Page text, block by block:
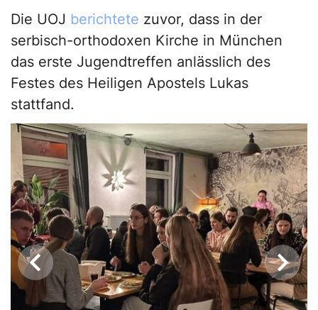
Die UOJ berichtete zuvor, dass in der
serbisch-orthodoxen Kirche in München
das erste Jugendtreffen anlässlich des
Festes des Heiligen Apostels Lukas
stattfand.